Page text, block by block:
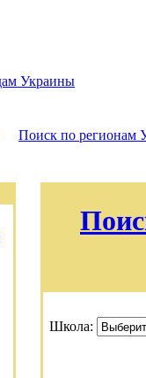
Поиск по регионам
Школа: